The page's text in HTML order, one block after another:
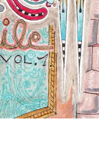
Pagina externă
Pagina